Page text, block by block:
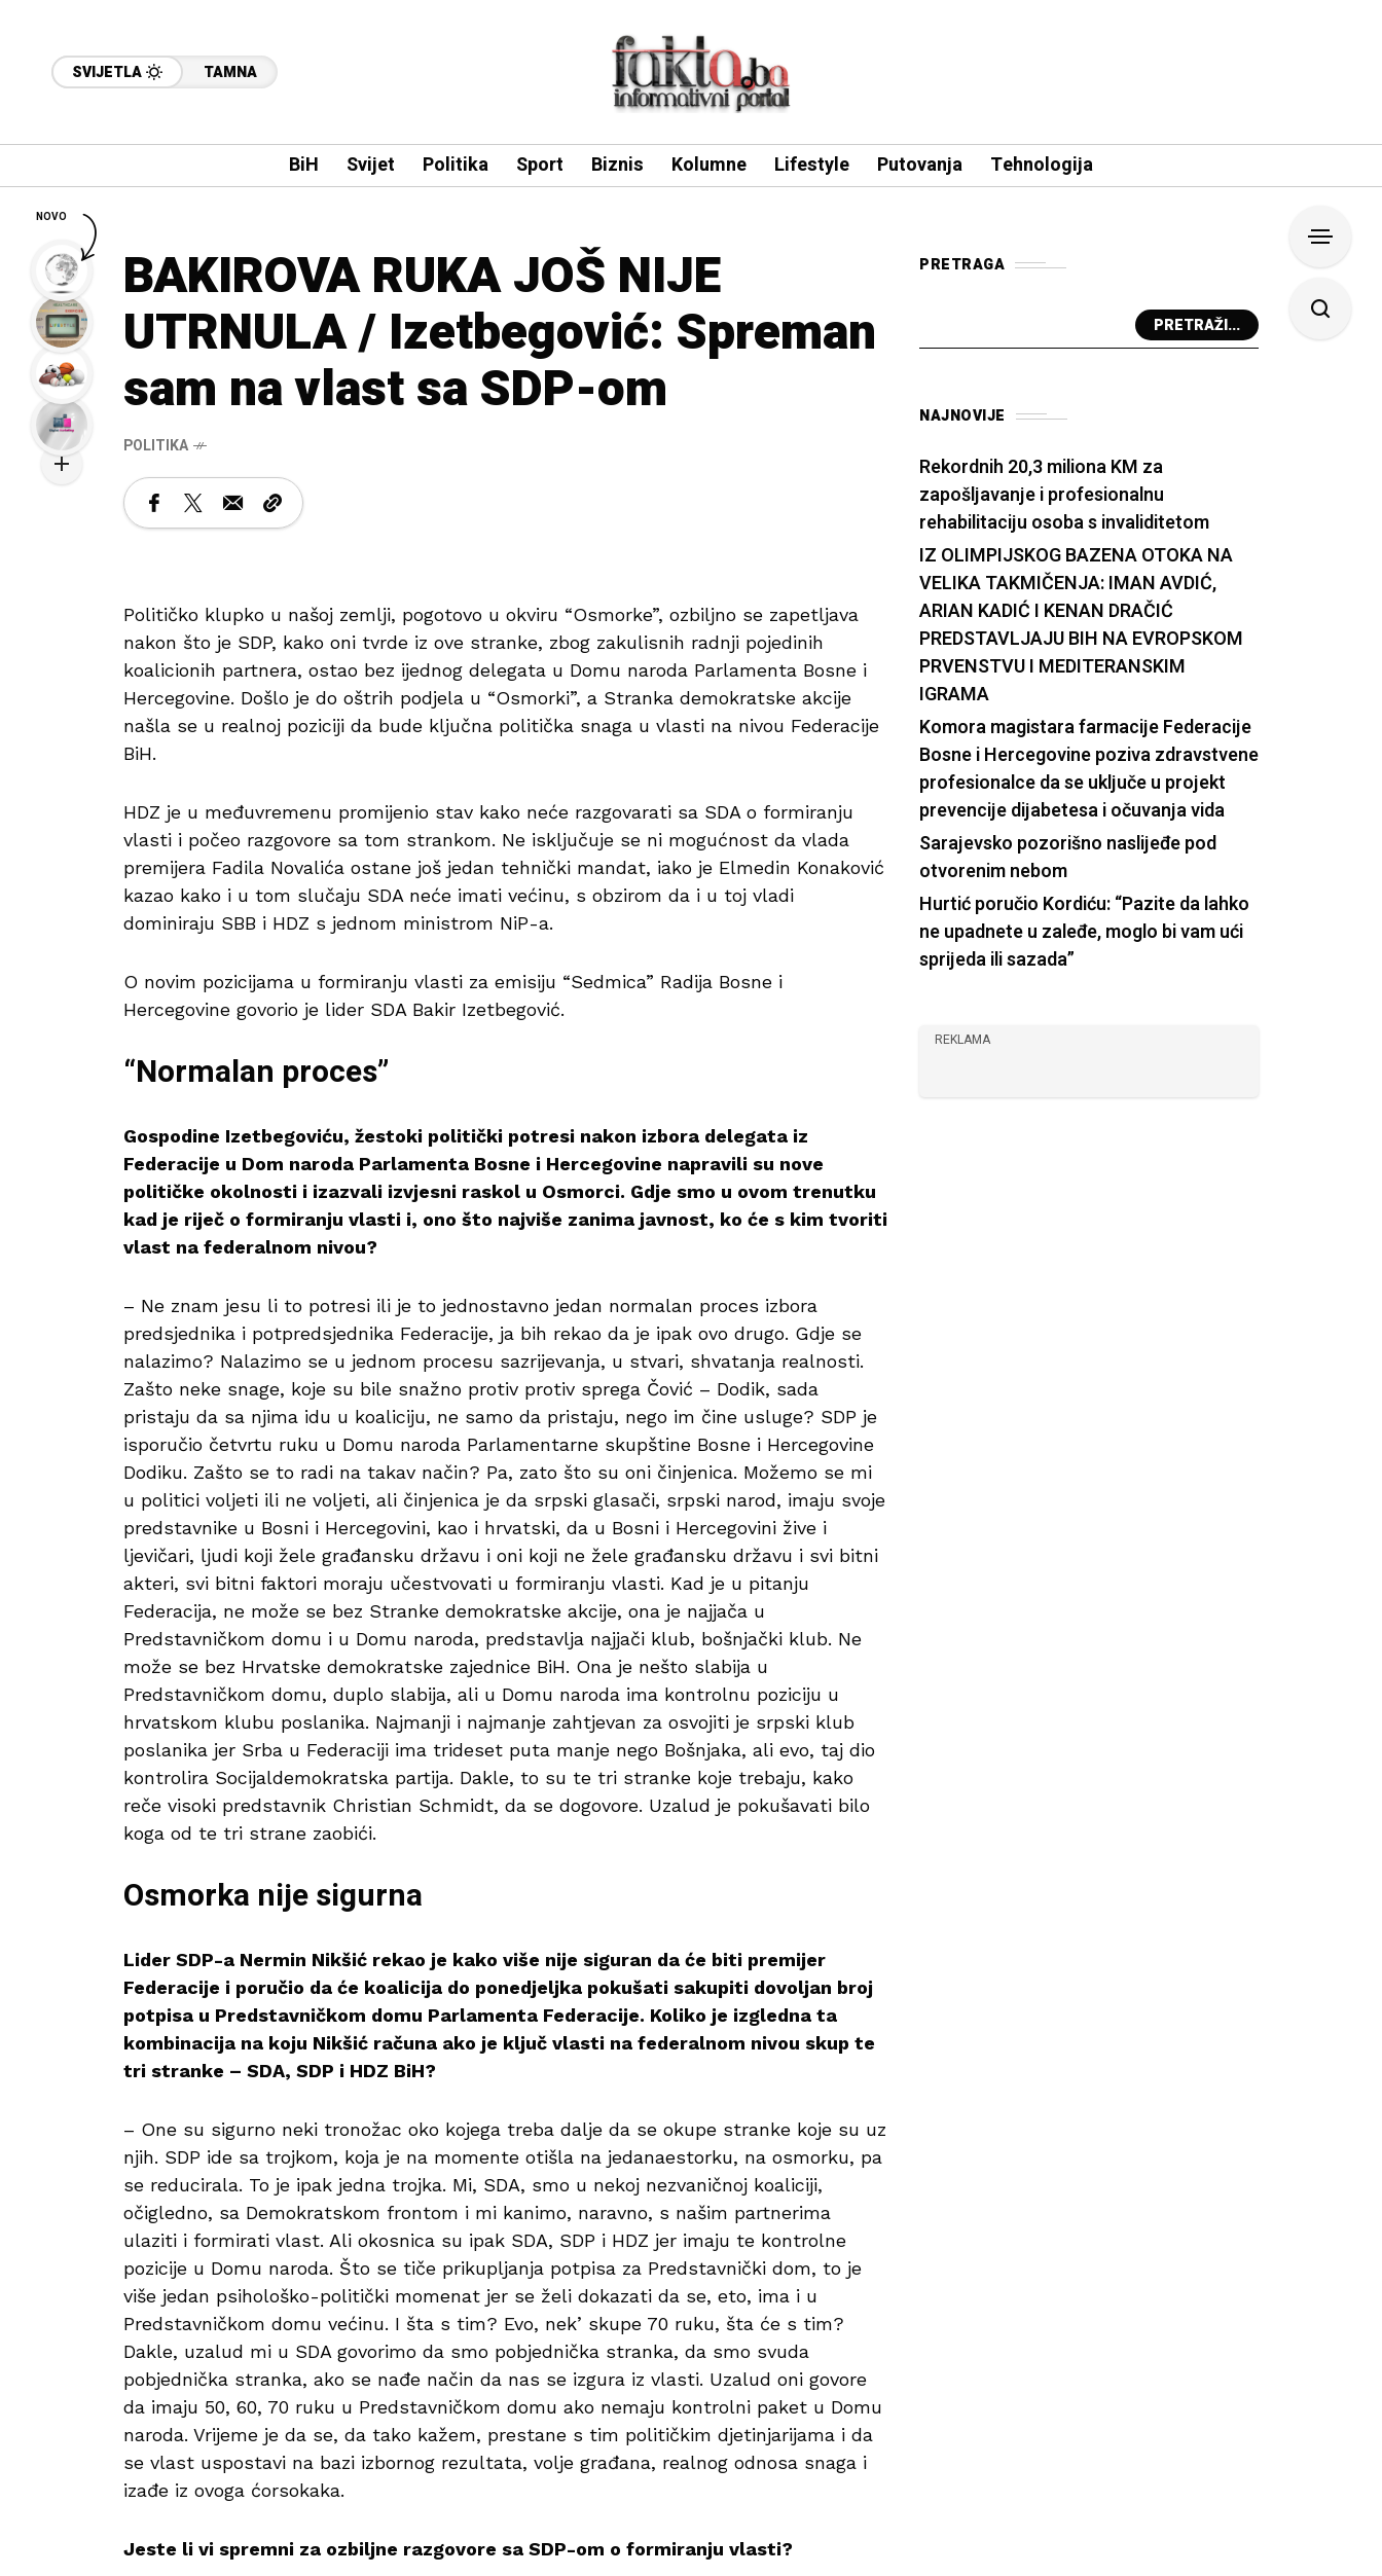
SVIJETLA TAMNA
BiH Svijet Politika Sport Biznis Kolumne Lifestyle Putovanja Tehnologija
BAKIROVA RUKA JOŠ NIJE
UTRNULA / Izetbegović: Spreman
sam na vlast sa SDP-om
POLITIKA
Političko klupko u našoj zemlji, pogotovo u okviru “Osmorke”, ozbiljno se zapetljava
nakon što je SDP, kako oni tvrde iz ove stranke, zbog zakulisnih radnji pojedinih
koalicionih partnera, ostao bez ijednog delegata u Domu naroda Parlamenta Bosne i
Hercegovine. Došlo je do oštrih podjela u “Osmorki”, a Stranka demokratske akcije
našla se u realnoj poziciji da bude ključna politička snaga u vlasti na nivou Federacije
BiH.
HDZ je u međuvremenu promijenio stav kako neće razgovarati sa SDA o formiranju
vlasti i počeo razgovore sa tom strankom. Ne isključuje se ni mogućnost da vlada
premijera Fadila Novalića ostane još jedan tehnički mandat, iako je Elmedin Konaković
kazao kako i u tom slučaju SDA neće imati većinu, s obzirom da i u toj vladi
dominiraju SBB i HDZ s jednom ministrom NiP-a.
O novim pozicijama u formiranju vlasti za emisiju “Sedmica” Radija Bosne i
Hercegovine govorio je lider SDA Bakir Izetbegović.
“Normalan proces”
Gospodine Izetbegoviću, žestoki politički potresi nakon izbora delegata iz
Federacije u Dom naroda Parlamenta Bosne i Hercegovine napravili su nove
političke okolnosti i izazvali izvjesni raskol u Osmorci. Gdje smo u ovom trenutku
kad je riječ o formiranju vlasti i, ono što najviše zanima javnost, ko će s kim tvoriti
vlast na federalnom nivou?
– Ne znam jesu li to potresi ili je to jednostavno jedan normalan proces izbora
predsjednika i potpredsjednika Federacije, ja bih rekao da je ipak ovo drugo. Gdje se
nalazimo? Nalazimo se u jednom procesu sazrijevanja, u stvari, shvatanja realnosti.
Zašto neke snage, koje su bile snažno protiv protiv sprega Čović – Dodik, sada
pristaju da sa njima idu u koaliciju, ne samo da pristaju, nego im čine usluge? SDP je
isporučio četvrtu ruku u Domu naroda Parlamentarne skupštine Bosne i Hercegovine
Dodiku. Zašto se to radi na takav način? Pa, zato što su oni činjenica. Možemo se mi
u politici voljeti ili ne voljeti, ali činjenica je da srpski glasači, srpski narod, imaju svoje
predstavnike u Bosni i Hercegovini, kao i hrvatski, da u Bosni i Hercegovini žive i
ljevičari, ljudi koji žele građansku državu i oni koji ne žele građansku državu i svi bitni
akteri, svi bitni faktori moraju učestvovati u formiranju vlasti. Kad je u pitanju
Federacija, ne može se bez Stranke demokratske akcije, ona je najjača u
Predstavničkom domu i u Domu naroda, predstavlja najjači klub, bošnjački klub. Ne
može se bez Hrvatske demokratske zajednice BiH. Ona je nešto slabija u
Predstavničkom domu, duplo slabija, ali u Domu naroda ima kontrolnu poziciju u
hrvatskom klubu poslanika. Najmanji i najmanje zahtjevan za osvojiti je srpski klub
poslanika jer Srba u Federaciji ima trideset puta manje nego Bošnjaka, ali evo, taj dio
kontrolira Socijaldemokratska partija. Dakle, to su te tri stranke koje trebaju, kako
reče visoki predstavnik Christian Schmidt, da se dogovore. Uzalud je pokušavati bilo
koga od te tri strane zaobići.
Osmorka nije sigurna
Lider SDP-a Nermin Nikšić rekao je kako više nije siguran da će biti premijer
Federacije i poručio da će koalicija do ponedjeljka pokušati sakupiti dovoljan broj
potpisa u Predstavničkom domu Parlamenta Federacije. Koliko je izgledna ta
kombinacija na koju Nikšić računa ako je ključ vlasti na federalnom nivou skup te
tri stranke – SDA, SDP i HDZ BiH?
– One su sigurno neki tronožac oko kojega treba dalje da se okupe stranke koje su uz
njih. SDP ide sa trojkom, koja je na momente otišla na jedanaestorku, na osmorku, pa
se reducirala. To je ipak jedna trojka. Mi, SDA, smo u nekoj nezvaničnoj koaliciji,
očigledno, sa Demokratskom frontom i mi kanimo, naravno, s našim partnerima
ulaziti i formirati vlast. Ali okosnica su ipak SDA, SDP i HDZ jer imaju te kontrolne
pozicije u Domu naroda. Što se tiče prikupljanja potpisa za Predstavnički dom, to je
više jedan psihološko-politički momenat jer se želi dokazati da se, eto, ima i u
Predstavničkom domu većinu. I šta s tim? Evo, nek’ skupe 70 ruku, šta će s tim?
Dakle, uzalud mi u SDA govorimo da smo pobjednička stranka, da smo svuda
pobjednička stranka, ako se nađe način da nas se izgura iz vlasti. Uzalud oni govore
da imaju 50, 60, 70 ruku u Predstavničkom domu ako nemaju kontrolni paket u Domu
naroda. Vrijeme je da se, da tako kažem, prestane s tim političkim djetinjarijama i da
se vlast uspostavi na bazi izbornog rezultata, volje građana, realnog odnosa snaga i
izađe iz ovoga ćorsokaka.
Jeste li vi spremni za ozbiljne razgovore sa SDP-om o formiranju vlasti?
PRETRAGA
PRETRAŽI...
NAJNOVIJE
Rekordnih 20,3 miliona KM za
zapošljavanje i profesionalnu
rehabilitaciju osoba s invaliditetom
IZ OLIMPIJSKOG BAZENA OTOKA NA
VELIKA TAKMIČENJA: IMAN AVDIĆ,
ARIAN KADIĆ I KENAN DRAČIĆ
PREDSTAVLJAJU BIH NA EVROPSKOM
PRVENSTVU I MEDITERANSKIM
IGRAMA
Komora magistara farmacije Federacije
Bosne i Hercegovine poziva zdravstvene
profesionalce da se uključe u projekt
prevencije dijabetesa i očuvanja vida
Sarajevsko pozorišno naslijeđe pod
otvorenim nebom
Hurtić poručio Kordiću: “Pazite da lahko
ne upadnete u zaleđe, moglo bi vam ući
sprijeda ili sazada”
REKLAMA
NOVO